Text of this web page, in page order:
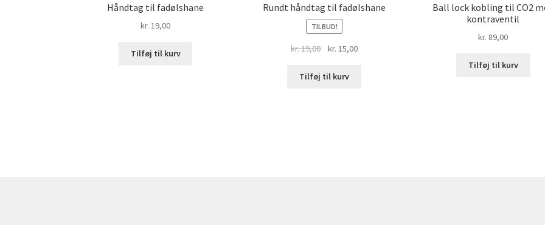
Håndtag til fadølshane
kr. 19,00
Tilføj til kurv
Rundt håndtag til fadølshane
TILBUD!
kr.19,00
Den
pris
kr. 15,00Den
Tilføj til kurv
Ball lock kobling til CO2
kontraventil
kr. 89,00
Tilføj til kurv